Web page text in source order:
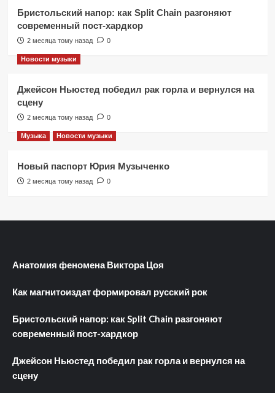
Бристольский напор: как Split Chain разгоняют
современный пост-хардкор
2 месяца тому назад 0
Новости музыки
Джейсон Ньюстед победил рак горла и вернулся на
сцену
2 месяца тому назад 0
Музыка Новости музыки
Новый паспорт Юрия Музыченко
2 месяца тому назад 0
Анатомия феномена Виктора Цоя
Как магнитоиздат формировал русский рок
Бристольский напор: как Split Chain разгоняют
современный пост-хардкор
Джейсон Ньюстед победил рак горла и вернулся на
сцену